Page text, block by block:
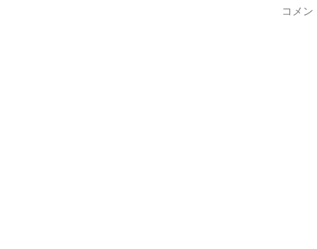
コメン